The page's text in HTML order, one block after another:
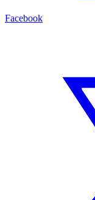
Facebook